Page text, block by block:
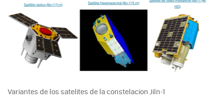
Variantes de los satelites de la constelacion Jiln-1